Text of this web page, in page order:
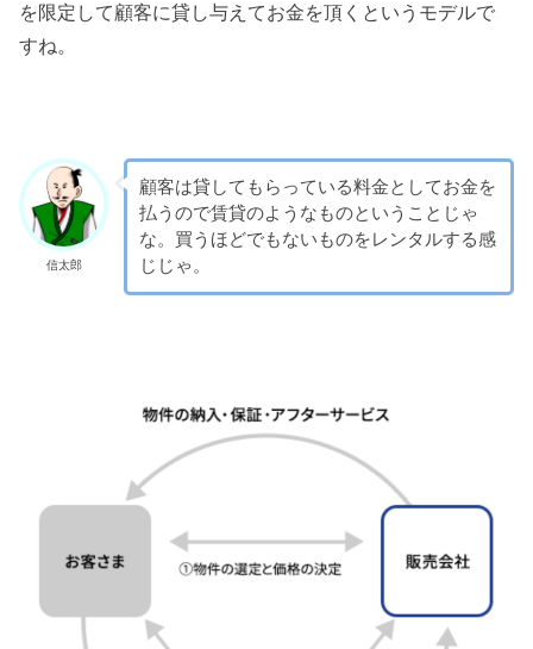
を限定して顧客に貸し与えてお金を頂くというモデルで
すね。
信太郎
顧客は貸してもらっている料金としてお金を
払うので賃貸のようなものということじゃ
な。買うほどでもないものをレンタルする感
じじゃ。